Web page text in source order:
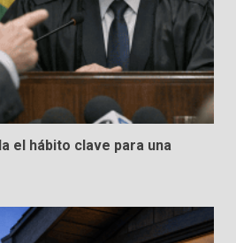
el hábito clave para una